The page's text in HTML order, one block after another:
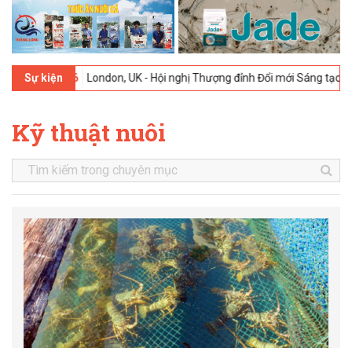
Sự kiện
2026 London, UK - Hội nghị Thượng đỉnh Đổi mới Sáng tạo trong
Kỹ thuật nuôi